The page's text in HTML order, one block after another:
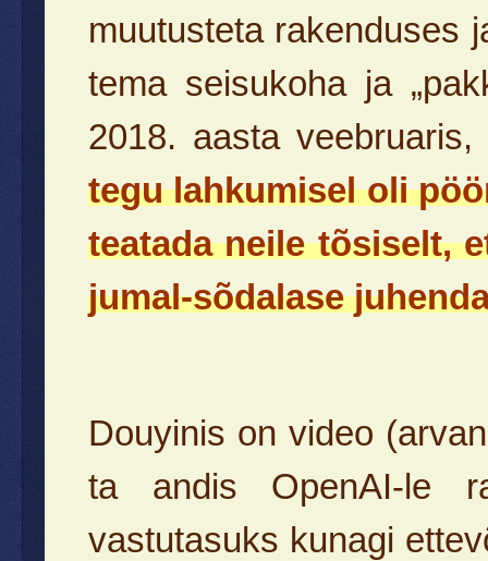
muutusteta rakenduses
tema seisukoha ja
2018. aasta
tegu lahkumisel oli
teatada neile tõsiselt,
jumal-sõdalase
Douyinis on video
ta andis OpenAI-le
vastutasuks kunagi